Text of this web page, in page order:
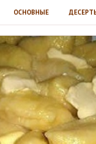
ОСНОВНЫЕ